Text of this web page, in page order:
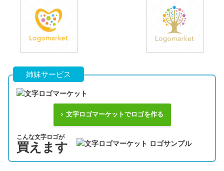
姉妹サービス
文字ロゴマーケットでロゴを作る
こんな文字ロゴが
買えます